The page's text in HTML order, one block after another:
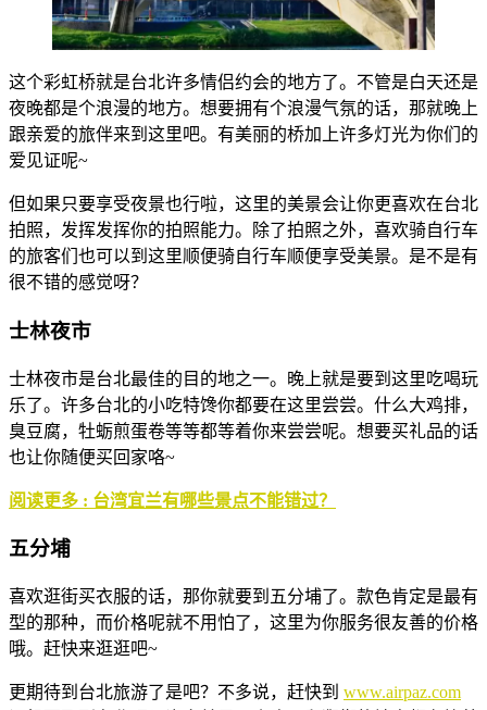
这个彩虹桥就是台北许多情侣约会的地方了。不管是白天还是
夜晚都是个浪漫的地方。想要拥有个浪漫气氛的话，那就晚上
跟亲爱的旅伴来到这里吧。有美丽的桥加上许多灯光为你们的
爱见证呢~
但如果只要享受夜景也行啦，这里的美景会让你更喜欢在台北
拍照，发挥发挥你的拍照能力。除了拍照之外，喜欢骑自行车
的旅客们也可以到这里顺便骑自行车顺便享受美景。是不是有
很不错的感觉呀？
士林夜市
士林夜市是台北最佳的目的地之一。晚上就是要到这里吃喝玩
乐了。许多台北的小吃特馋你都要在这里尝尝。什么大鸡排，
臭豆腐，牡蛎煎蛋卷等等都等着你来尝尝呢。想要买礼品的话
也让你随便买回家咯~
阅读更多 : 台湾宜兰有哪些景点不能错过？
五分埔
喜欢逛街买衣服的话，那你就要到五分埔了。款色肯定是最有
型的那种，而价格呢就不用怕了，这里为你服务很友善的价格
哦。赶快来逛逛吧~
更期待到台北旅游了是吧？不多说，赶快到 www.airpaz.com